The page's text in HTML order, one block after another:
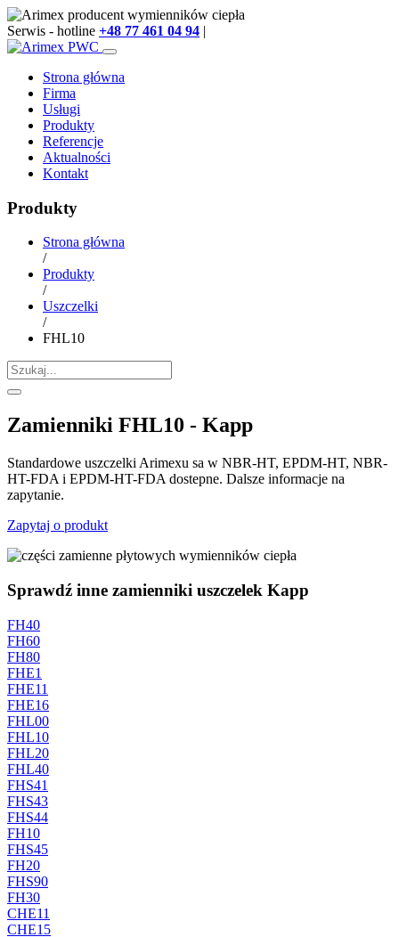
Serwis - hotline +48 77 461 04 94 |
Strona główna
Firma
Usługi
Produkty
Referencje
Aktualności
Kontakt
Produkty
Strona główna
/
Produkty
/
Uszczelki
/
FHL10
Zamienniki FHL10 - Kapp
Standardowe uszczelki Arimexu sa w NBR-HT, EPDM-HT, NBR-
HT-FDA i EPDM-HT-FDA dostepne. Dalsze informacje na
zapytanie.
Zapytaj o produkt
Sprawdź inne zamienniki uszczelek Kapp
FH40
FH60
FH80
FHE1
FHE11
FHE16
FHL00
FHL10
FHL20
FHL40
FHS41
FHS43
FHS44
FH10
FHS45
FH20
FHS90
FH30
CHE11
CHE15